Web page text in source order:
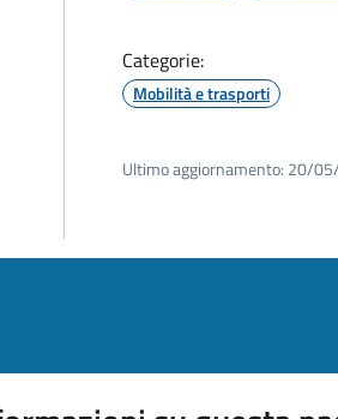
Categorie:
Mobilità e trasporti
Ultimo aggiornamento: 20/